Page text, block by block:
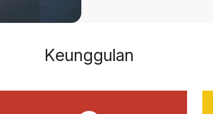
Keunggulan